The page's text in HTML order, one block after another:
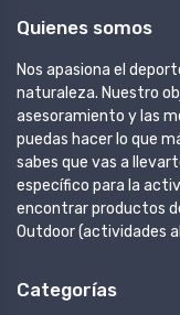
Quienes somos
Nos apasiona el
naturaleza. Nuestro
asesoramiento y las
puedas hacer lo que
sabes que vas a
específico para la
encontrar productos
Outdoor (actividades
Categorías